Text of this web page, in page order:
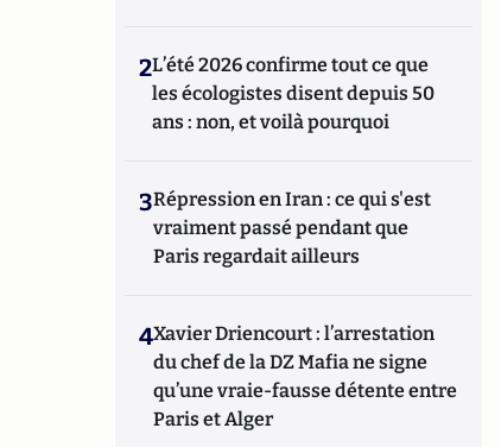
2L’été 2026 confirme tout ce que
les écologistes disent depuis 50
ans : non, et voilà pourquoi
3Répression en Iran : ce qui s'est
vraiment passé pendant que
Paris regardait ailleurs
4Xavier Driencourt : l’arrestation
du chef de la DZ Mafia ne signe
qu’une vraie-fausse détente entre
Paris et Alger